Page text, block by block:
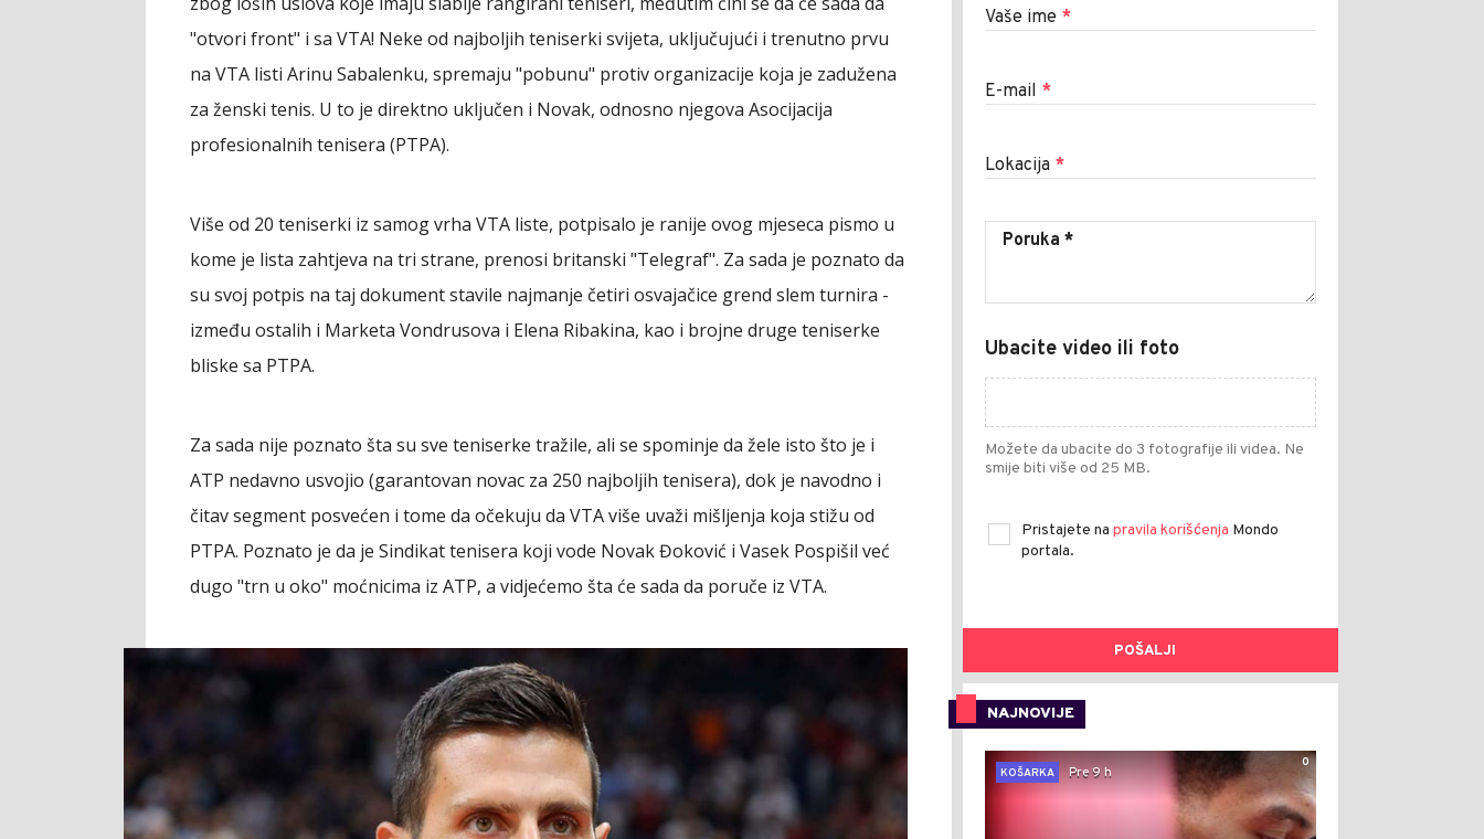
"otvori front" i sa VTA! Neke od najboljih teniserki svijeta, uključujući i trenutno prvu
na VTA listi Arinu Sabalenku, spremaju "pobunu" protiv organizacije koja je zadužena
za ženski tenis. U to je direktno uključen i Novak, odnosno njegova Asocijacija
profesionalnih tenisera (PTPA).
Više od 20 teniserki iz samog vrha VTA liste, potpisalo je ranije ovog mjeseca pismo u
kome je lista zahtjeva na tri strane, prenosi britanski "Telegraf". Za sada je poznato da
su svoj potpis na taj dokument stavile najmanje četiri osvajačice grend slem turnira -
između ostalih i Marketa Vondrusova i Elena Ribakina, kao i brojne druge teniserke
bliske sa PTPA.
Za sada nije poznato šta su sve teniserke tražile, ali se spominje da žele isto što je i
ATP nedavno usvojio (garantovan novac za 250 najboljih tenisera), dok je navodno i
čitav segment posvećen i tome da očekuju da VTA više uvaži mišljenja koja stižu od
PTPA. Poznato je da je Sindikat tenisera koji vode Novak Đoković i Vasek Pospišil već
dugo "trn u oko" moćnicima iz ATP, a vidjećemo šta će sada da poruče iz VTA.
Vaše ime *
E-mail *
Lokacija *
Ubacite video ili foto
Možete da ubacite do 3 fotografije ili videa. Ne
smije biti više od 25 MB.
Pristajete na pravila korišćenja Mondo
portala.
POŠALJI
NAJNOVIJE
0
KOŠARKA
Pre 9 h